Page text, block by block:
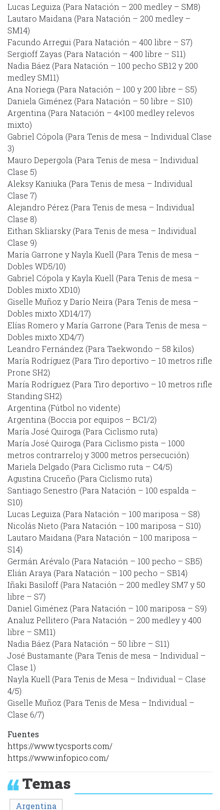
Lucas Leguiza (Para Natación – 200 medley – SM8)
Lautaro Maidana (Para Natación – 200 medley –
SM14)
Facundo Arregui (Para Natación – 400 libre – S7)
Sergioff Zayas (Para Natación – 400 libre – S11)
Nadia Báez (Para Natación – 100 pecho SB12 y 200
medley SM11)
Ana Noriega (Para Natación – 100 y 200 libre – S5)
Daniela Giménez (Para Natación – 50 libre – S10)
Argentina (Para Natación – 4×100 medley relevos
mixto)
Gabriel Cópola (Para Tenis de mesa – Individual Clase
3)
Mauro Depergola (Para Tenis de mesa – Individual
Clase 5)
Aleksy Kaniuka (Para Tenis de mesa – Individual
Clase 7)
Alejandro Pérez (Para Tenis de mesa – Individual
Clase 8)
Eithan Skliarsky (Para Tenis de mesa – Individual
Clase 9)
María Garrone y Nayla Kuell (Para Tenis de mesa –
Dobles WD5/10)
Gabriel Cópola y Kayla Kuell (Para Tenis de mesa –
Dobles mixto XD10)
Giselle Muñoz y Darío Neira (Para Tenis de mesa –
Dobles mixto XD14/17)
Elías Romero y María Garrone (Para Tenis de mesa –
Dobles mixto XD4/7)
Leandro Fernández (Para Taekwondo – 58 kilos)
María Rodríguez (Para Tiro deportivo – 10 metros rifle
Prone SH2)
María Rodríguez (Para Tiro deportivo – 10 metros rifle
Standing SH2)
Argentina (Fútbol no vidente)
Argentina (Boccia por equipos – BC1/2)
María José Quiroga (Para Ciclismo ruta)
María José Quiroga (Para Ciclismo pista – 1000
metros contrarreloj y 3000 metros persecución)
Mariela Delgado (Para Ciclismo ruta – C4/5)
Agustina Cruceño (Para Ciclismo ruta)
Santiago Senestro (Para Natación – 100 espalda –
S10)
Lucas Leguiza (Para Natación – 100 mariposa – S8)
Nicolás Nieto (Para Natación – 100 mariposa – S10)
Lautaro Maidana (Para Natación – 100 mariposa –
S14)
Germán Arévalo (Para Natación – 100 pecho – SB5)
Elián Araya (Para Natación – 100 pecho – SB14)
Iñaki Basiloff (Para Natación – 200 medley SM7 y 50
libre – S7)
Daniel Giménez (Para Natación – 100 mariposa – S9)
Analuz Pellitero (Para Natación – 200 medley y 400
libre – SM11)
Nadia Báez (Para Natación – 50 libre – S11)
José Bustamante (Para Tenis de mesa – Individual –
Clase 1)
Nayla Kuell (Para Tenis de Mesa – Individual – Clase
4/5)
Giselle Muñoz (Para Tenis de Mesa – Individual –
Clase 6/7)
Fuentes
https://www.tycsports.com/
https://www.infopico.com/
Temas
Argentina